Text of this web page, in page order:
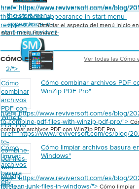
href="https://www.reviversoft.com/es/blog/
the-start-menu-
appearance-in-
start-menu-reviver-
2/">
href="https://www.reviversoft.com/es/blog/
the-start-menu-appearance-in-start-menu-
reviver-2/">Cambiar el aspecto del menú Inicio
menú Inicio Reviver 2
CÓMO ES Ver todas las Cómo
Cómo
combinar
archivos
PDF con
WinZip
PDF Pro"
href="https://www.reviversoft.com/es/blog/
to-
combine-
pdf-files-
with-
winzip-
pdf-
Cómo combinar archivos PDF
WinZip PDF Pro"
href="https://www.reviversoft.com/es/blog/
to-combine-pdf-files-with-winzip-pdf-pro/">
combinar archivos PDF con WinZip PDF Pro
Cómo
limpiar
archivos
basura
en
Cómo limpiar archivos basura
Windows"
href="https://www.reviversoft.com/es/blog/
to-clean-junk-files-in-windows/"> Cómo limpiar